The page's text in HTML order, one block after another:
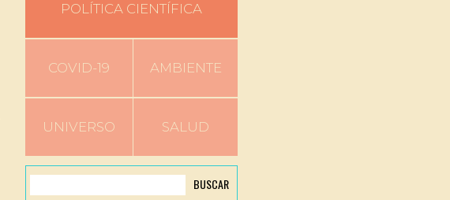
POLÍTICA CIENTÍFICA
COVID-19 AMBIENTE
UNIVERSO SALUD
BUSCAR